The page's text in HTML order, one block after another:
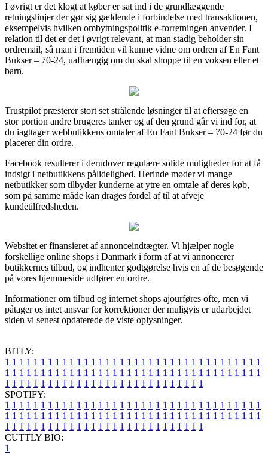
I øvrigt er det klogt at køber er sat ind i de grundlæggende
retningslinjer der gør sig gældende i forbindelse med transaktionen,
eksempelvis hvilken ombytningspolitik e-forretningen anvender. I
relation til det er det i øvrigt relevant, at man stadig beholder sin
ordremail, så man i fremtiden vil kunne vidne om ordren af En Fant
Bukser – 70-24, uafhængig om du skal shoppe til en voksen eller et
barn.
Trustpilot præsterer stort set strålende løsninger til at eftersøge en
stor portion andre brugeres tanker og af den grund går vi ind for, at
du iagttager webbutikkens omtaler af En Fant Bukser – 70-24 før du
placerer din ordre.
Facebook resulterer i derudover regulære solide muligheder for at få
indsigt i netbutikkens pålidelighed. Herinde møder vi mange
netbutikker som tilbyder kunderne at ytre en omtale af deres køb,
som på samme måde kan drages fordel af til at afveje
kundetilfredsheden.
Websitet er finansieret af annonceindtægter. Vi hjælper nogle
forskellige online shops i Danmark i form af at vi annoncerer
butikkernes tilbud, og indhenter godtgørelse hvis en af de besøgende
på vores hjemmeside udfører en ordre.
Informationer om tilbud og internet shops ajourføres ofte, men vi
påtager os intet ansvar for korrektioner der muligvis er udarbejdet
siden vi senest opdaterede de viste oplysninger.
BITLY:
1 1 1 1 1 1 1 1 1 1 1 1 1 1 1 1 1 1 1 1 1 1 1 1 1 1 1 1 1 1 1 1 1 1 1 1
1 1 1 1 1 1 1 1 1 1 1 1 1 1 1 1 1 1 1 1 1 1 1 1 1 1 1 1 1 1 1 1 1 1 1 1
1 1 1 1 1 1 1 1 1 1 1 1 1 1 1 1 1 1 1 1 1 1 1 1 1 1 1 1
SPOTIFY:
1 1 1 1 1 1 1 1 1 1 1 1 1 1 1 1 1 1 1 1 1 1 1 1 1 1 1 1 1 1 1 1 1 1 1 1
1 1 1 1 1 1 1 1 1 1 1 1 1 1 1 1 1 1 1 1 1 1 1 1 1 1 1 1 1 1 1 1 1 1 1 1
1 1 1 1 1 1 1 1 1 1 1 1 1 1 1 1 1 1 1 1 1 1 1 1 1 1 1 1
CUTTLY BIO:
1